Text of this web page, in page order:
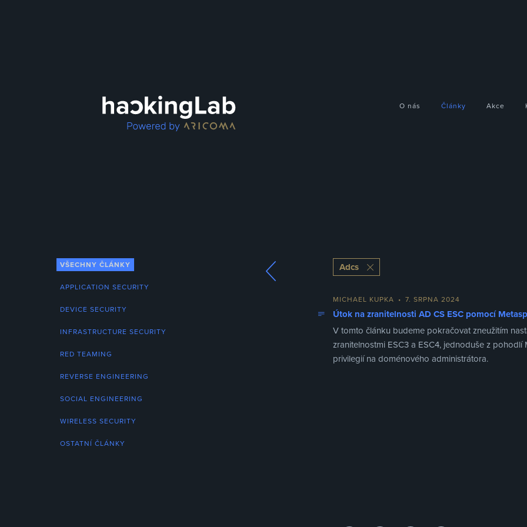
O nás Články Akce
VŠECHNY ČLÁNKY
APPLICATION SECURITY
DEVICE SECURITY
INFRASTRUCTURE SECURITY
RED TEAMING
REVERSE ENGINEERING
SOCIAL ENGINEERING
WIRELESS SECURITY
OSTATNÍ ČLÁNKY
Adcs
MICHAEL KUPKA • 7. SRPNA 2024
Útok na zranitelnosti AD CS ESC pomocí
V tomto článku budeme pokračovat zneužitím
zranitelnostmi ESC3 a ESC4, jednoduše z
privilegií na doménového administrátora.